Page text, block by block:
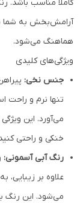
کاملاً مناسب باشد.
آرامش‌بخش به شما
هماهنگ می‌شود.
ویژگی‌های کلیدی
جنس نخی:
تنها نرم و
می‌آورد. این
خنکی و راحتی
رنگ آبی آسمونی:
علاوه بر زیبایی،
می‌شود. این رنگ